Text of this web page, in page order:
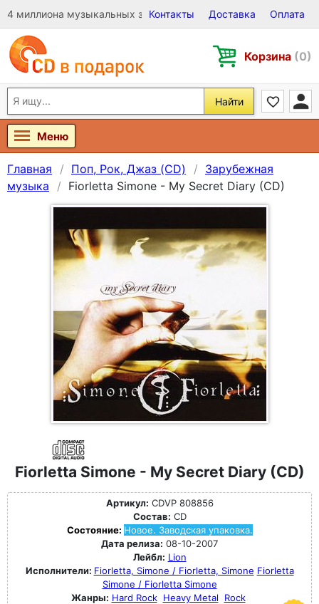
4 миллиона музыкальных записей на Виниле, CD и DVD
Контакты Доставка Оплата
Корзина (0)
Найти
Меню
Главная Поп, Рок, Джаз (CD)
Зарубежная
музыка
Fiorletta Simone - My Secret Diary (CD)
Fiorletta Simone - My Secret Diary (CD)
Артикул: CDVP 808856
Состав: CD
Состояние: Новое. Заводская упаковка.
Дата релиза: 08-10-2007
Лейбл: Lion
Исполнители: Fiorletta, Simone / Fiorletta, Simone Fiorletta
Simone / Fiorletta Simone
Жанры: Hard Rock Heavy Metal Rock